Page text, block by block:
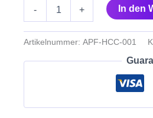
- + In den
Artikelnummer: APF-HCC-001